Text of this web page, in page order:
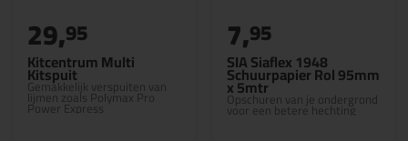
Kitcentrum Multi
Kitspuit
Gemakkelijk verspuiten van
lijmen zoals Polymax Pro
Power Express
29,95
SIA Siaflex 1948
Schuurpapier Rol 95mm
x 5mtr
Opschuren van je ondergrond
voor een betere hechting
7,95